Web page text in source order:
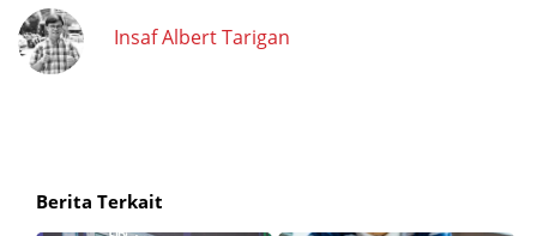
Insaf Albert Tarigan
Berita Terkait